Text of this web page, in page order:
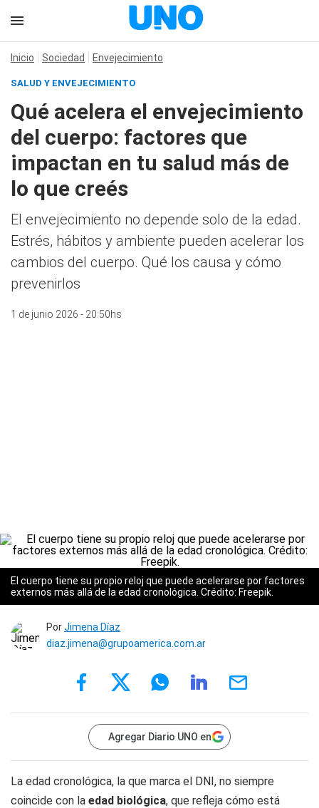
Inicio Sociedad Envejecimiento
SALUD Y ENVEJECIMIENTO
Qué acelera el envejecimiento
del cuerpo: factores que
impactan en tu salud más de
lo que creés
El envejecimiento no depende solo de la edad.
Estrés, hábitos y ambiente pueden acelerar los
cambios del cuerpo. Qué los causa y cómo
prevenirlos
1 de junio 2026 - 20:50hs
El cuerpo tiene su propio reloj que puede acelerarse por factores
externos más allá de la edad cronológica. Crédito: Freepik.
PorJimena Díaz
diaz.jimena@grupoamerica.com.ar
Agregar Diario UNO en
La edad cronológica, la que marca el DNI, no siempre
coincide con la edad biológica, que refleja cómo está